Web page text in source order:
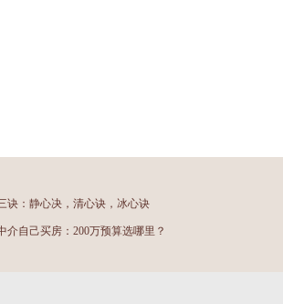
诀：静心决，清心诀，冰心诀
介自己买房：200万预算选哪里？